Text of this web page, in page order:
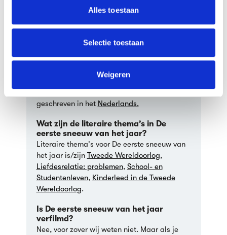
partners voor social media, adverteren en analyse. Deze
informatie die je aan ze hebt verstrekt of die ze hebben
verzameld op basis van jouw gebruik van hun services.
We werken samen met63 derdendie uw gegevens
kunnen ontvangen en verwerken.
Alles toestaan
Selectie toestaan
Weigeren
van het jaar?
Het genre van De eerste sneeuw van het jaar
In welke taal is De eerste sneeuw van
het jaar geschreven?
geschreven in het Nederlands.
Wat zijn de literaire thema’s in De
eerste sneeuw van het jaar?
Literaire thema's voor De eerste sneeuw van
het jaar is/zijn Tweede Wereldoorlog,
Liefdesrelatie: problemen, School- en
Studentenleven, Kinderleed in de Tweede
Wereldoorlog.
Is De eerste sneeuw van het jaar
verfilmd?
Nee, voor zover wij weten niet. Maar als je